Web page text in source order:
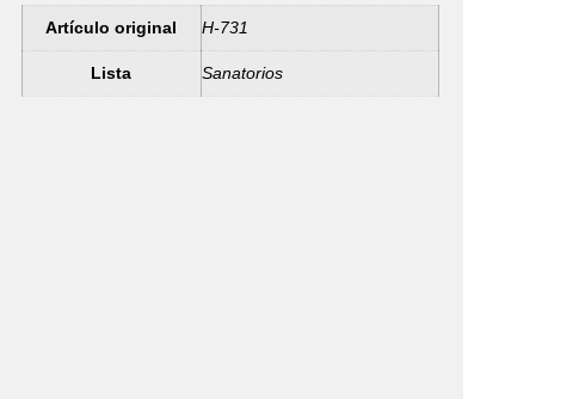
Artículo original H-731
Lista Sanatorios